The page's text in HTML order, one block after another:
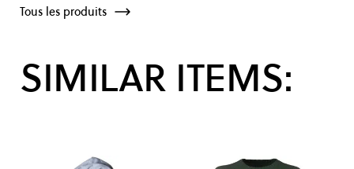
Tous les produits
SIMILAR ITEMS: